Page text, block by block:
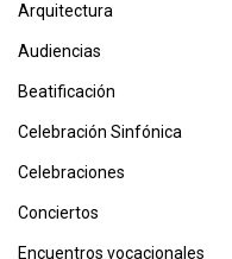
Arquitectura
Audiencias
Beatificación
Celebración Sinfónica
Celebraciones
Conciertos
Encuentros vocacionales